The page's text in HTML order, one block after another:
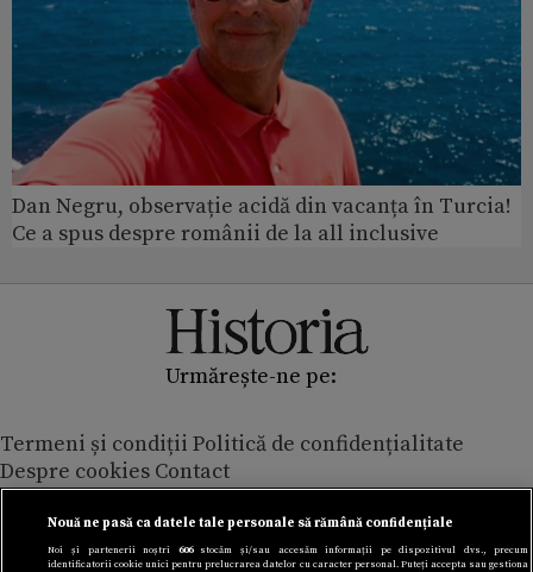
Dan Negru, observație acidă din vacanța în Turcia!
Ce a spus despre românii de la all inclusive
Urmărește-ne pe:
Termeni și condiții Politică de confidențialitate
Despre cookies Contact
Modifică preferințe pentru confidențialitate
© Toate drepturile rezervate Adevarul Holding 2026
Nouă ne pasă ca datele tale personale să rămână confidențiale
Noi și partenerii noștri 606stocăm și/sau accesăm informații pe dispozitivul dvs., precum
identificatorii cookie unici pentru prelucrarea datelor cu caracter personal. Puteți accepta sau gestiona